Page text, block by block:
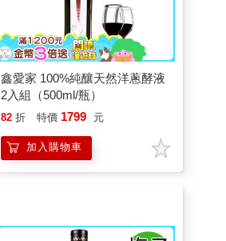
鑫愛家 100%純釀天然洋蔥酵液
2入組（500ml/瓶）
82 折 特價 1799 元
加入購物車